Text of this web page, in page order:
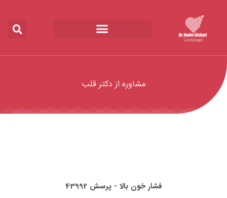
مشاوره از دکتر قلب
فشار خون بالا - پرسش 43992